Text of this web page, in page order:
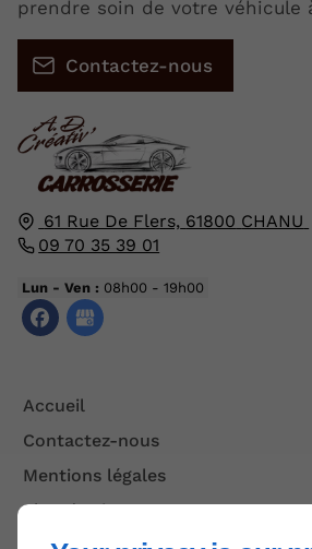
61 Rue De Flers, 61800 CHANU
09 70 35 39 01
Lun - Ven : 08h00 - 19h00
Accueil
Contactez-nous
Mentions légales
Plan du site
prendre soin de votre véhicule
Contactez-nous